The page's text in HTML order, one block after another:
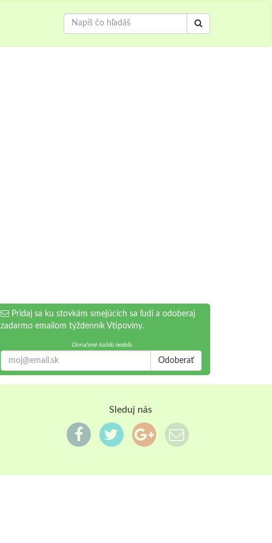
Pridaj sa ku stovkám smejúcich sa ľudí a odoberaj
zadarmo emailom týždenník Vtipoviny.
Doručené každú nedeľu
Odoberať
Sleduj nás